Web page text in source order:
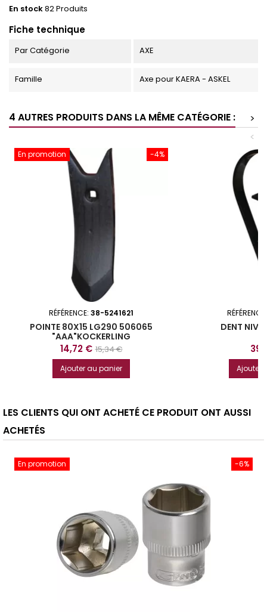
En stock82 Produits
Fiche technique
Par Catégorie AXE
Famille Axe pour KAERA - ASKEL
4 AUTRES PRODUITS DANS LA MÊME CATÉGORIE :
>
<
-4%
En promotion
RÉFÉRENCE: 38-5241621
POINTE 80X15 LG290 506065
"AAA"KOCKERLING
Prix
14,72 € Prix
de
base
15,34 €
Ajouter au panier
DENT
Prix
Ajouter
LES CLIENTS QUI ONT ACHETÉ CE PRODUIT ONT AUSSI
ACHETÉS
-6%
En promotion